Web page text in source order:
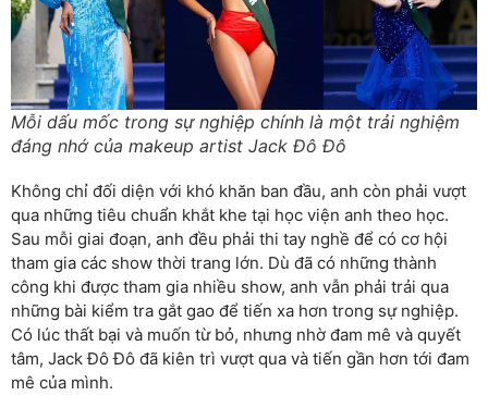
Mỗi dấu mốc trong sự nghiệp chính là một trải nghiệm
đáng nhớ của makeup artist Jack Đô Đô
Không chỉ đối diện với khó khăn ban đầu, anh còn phải vượt
qua những tiêu chuẩn khắt khe tại học viện anh theo học.
Sau mỗi giai đoạn, anh đều phải thi tay nghề để có cơ hội
tham gia các show thời trang lớn. Dù đã có những thành
công khi được tham gia nhiều show, anh vẫn phải trải qua
những bài kiểm tra gắt gao để tiến xa hơn trong sự nghiệp.
Có lúc thất bại và muốn từ bỏ, nhưng nhờ đam mê và quyết
tâm, Jack Đô Đô đã kiên trì vượt qua và tiến gần hơn tới đam
mê của mình.